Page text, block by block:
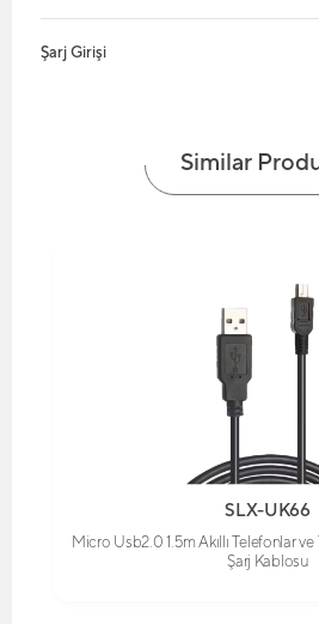
Şarj Girişi
Similar
SLX-UK66
Micro Usb2.0 1.5m Akıllı Telefonlar
Şarj Kablosu